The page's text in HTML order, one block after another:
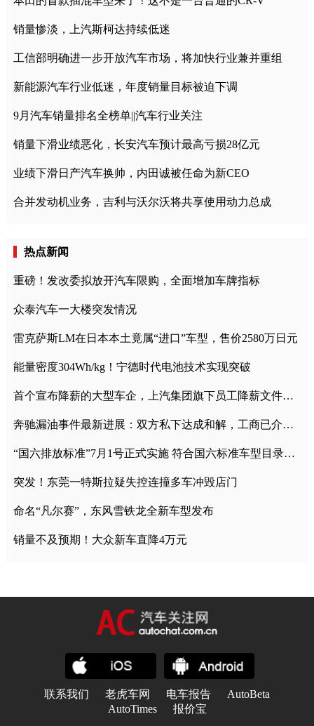
销量惨淡，上汽斯柯达持续低迷
工信部明确进一步开放汽车市场，将加快行业兼并重组
新能源汽车行业低迷，年度销量目标被迫下调
9月汽车销量排名全榜单||汽车行业关注
销量下滑业绩恶化，长安汽车预计最高亏损28亿元
业绩下滑日产汽车换帅，内田诚被任命为新CEO
合并发动机业务，吉利与沃尔沃将共享使用动力总成
热点新闻
重磅！发改委拟放开汽车限购，全面增加车牌指标
众泰汽车一大楼突发情况
雷克萨斯LM在日本本土竟属“进口”车型，售价2580万日元
能量密度304Wh/kg！宁德时代电池技术实现突破
首个宣布降薪的大型车企，上汽集团旗下员工降薪文件曝光
奔驰漏油事件最新进展：双方私下达成和解，工商已介入调查
“国六排放标准”7月1号正式实施 符合国六标准车型目录一览
突发！东莞一特斯拉疑失控连撞多车冲毁店门
命名“凡尔赛”，东风雪铁龙全新车型发布
销量不及预期！大众新车直降4万元
联系我们 老虎车网 电车报告
AutoBeta
AutoTimes
报价宝